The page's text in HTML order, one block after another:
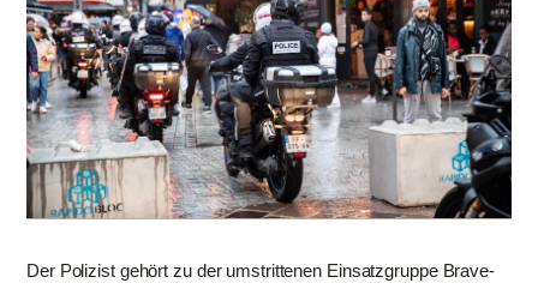
Der Polizist gehört zu der umstrittenen Einsatzgruppe Brave-